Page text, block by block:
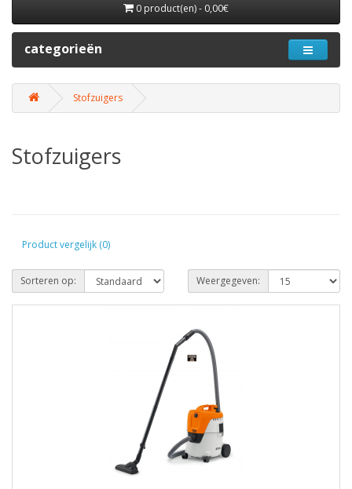
0 product(en) - 0,00€
categorieën
Stofzuigers
Stofzuigers
Product vergelijk (0)
Sorteren op: Weergegeven: